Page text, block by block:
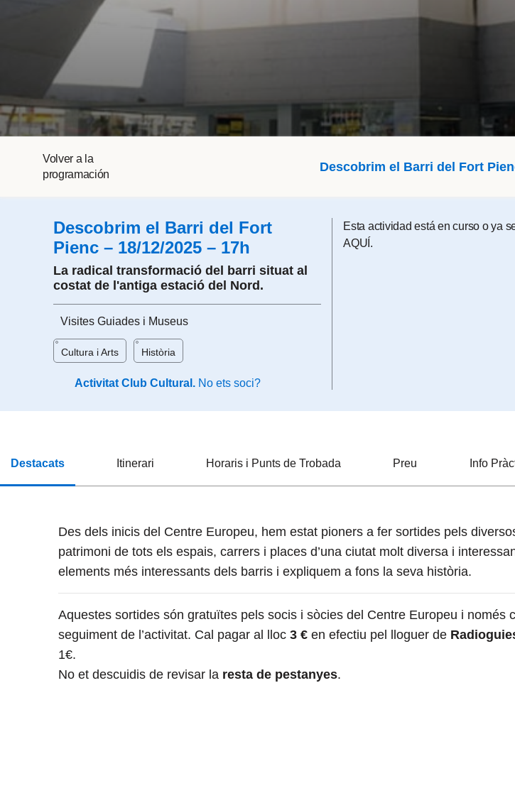
Volver a la
programación
Descobrim el Barri del Fort
Descobrim el Barri del Fort
Pienc – 18/12/2025 – 17h
La radical transformació del barri situat al
costat de l'antiga estació del Nord.
Visites Guiades i Museus
Cultura i Arts Història
Activitat Club Cultural. No ets soci?
Esta actividad está en curso o ya
AQUÍ .
Destacats Itinerari Horaris i Punts de Trobada Preu Info
Des dels inicis del Centre Europeu, hem estat pioners a fer sortides pels
patrimoni de tots els espais, carrers i places d’una ciutat molt diversa i
elements més interessants dels barris i expliquem a fons la seva història.
Aquestes sortides són gratuïtes pels socis i sòcies del Centre Europeu i només
seguiment de l’activitat. Cal pagar al lloc 3 € en efectiu pel lloguer de
1€.
No et descuidis de revisar la resta de pestanyes.